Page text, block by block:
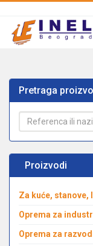
Pretraga
Proizvodi
Za kuće, stanove,
Oprema za
Oprema za